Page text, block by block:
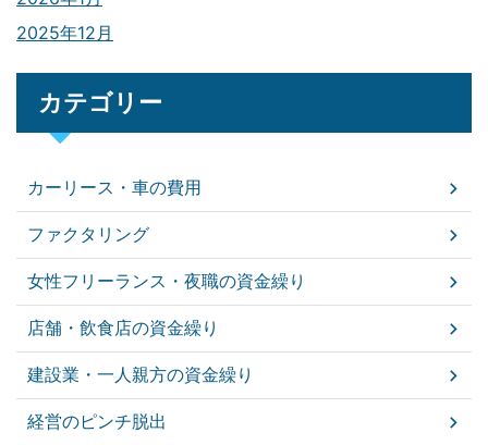
2025年12月
カテゴリー
カーリース・車の費用
ファクタリング
女性フリーランス・夜職の資金繰り
店舗・飲食店の資金繰り
建設業・一人親方の資金繰り
経営のピンチ脱出